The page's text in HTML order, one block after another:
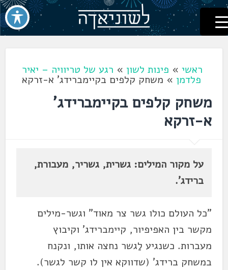
דלג
לתוכן
לשוניאדה
עברית. לשון. שפה
ראשי» פינות לשון » רגע של טריוויה – יאיר
פלדמן » משחק קלפים בקיימברידג' א-זרקא
משחק קלפים בקיימברידג'
א-זרקא
על מקור המילים: גשרית, גשריר, מעבורת,
ברידג'.
"כל העולם כולו גשר צר מאוד" וגשר-מילים
מקשר בין האפיפיור, קיימברידג' וקיבוץ
מעברות. כשנגיע לַגשר נחצה אותו, ונקנח
במשחק ברידג' (שדווקא אין לו קשר לגשר).